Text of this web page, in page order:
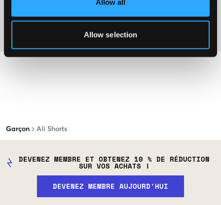
Allow all
Allow selection
Garçon Ali Shorts
DEVENEZ MEMBRE ET OBTENEZ 10 % DE RÉDUCTION
SUR VOS ACHATS !
DEVENEZ MEMBRE AUJOURD'HUI